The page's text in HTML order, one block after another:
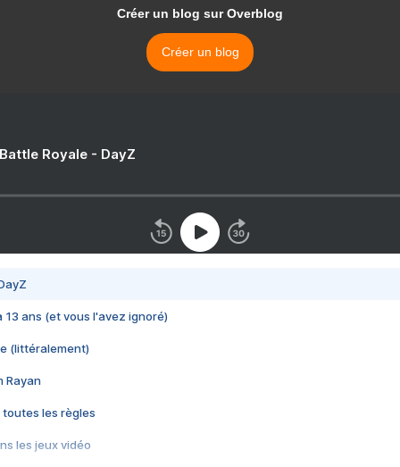
Créer un blog sur Overblog
Créer un blog
Royale - DayZ
13 ans (et vous l'avez ignoré)
(littéralement)
Rayan
toutes les règles
les jeux vidéo